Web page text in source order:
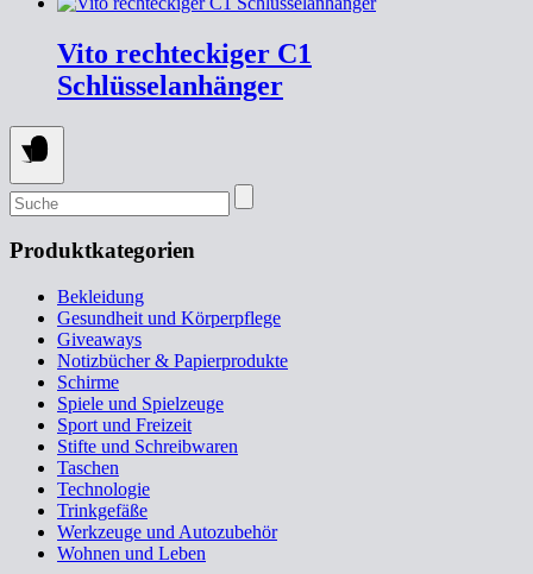
Vito rechteckiger C1
Schlüsselanhänger
SUCHEN
NACH:
Produktkategorien
Bekleidung
Gesundheit und Körperpflege
Giveaways
Notizbücher & Papierprodukte
Schirme
Spiele und Spielzeuge
Sport und Freizeit
Stifte und Schreibwaren
Taschen
Technologie
Trinkgefäße
Werkzeuge und Autozubehör
Wohnen und Leben